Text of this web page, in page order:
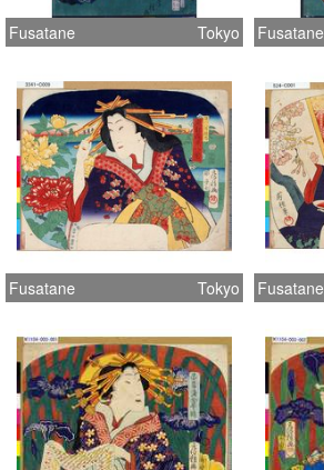
Fusatane Tokyo Fusatane
Fusatane Tokyo Fusatane